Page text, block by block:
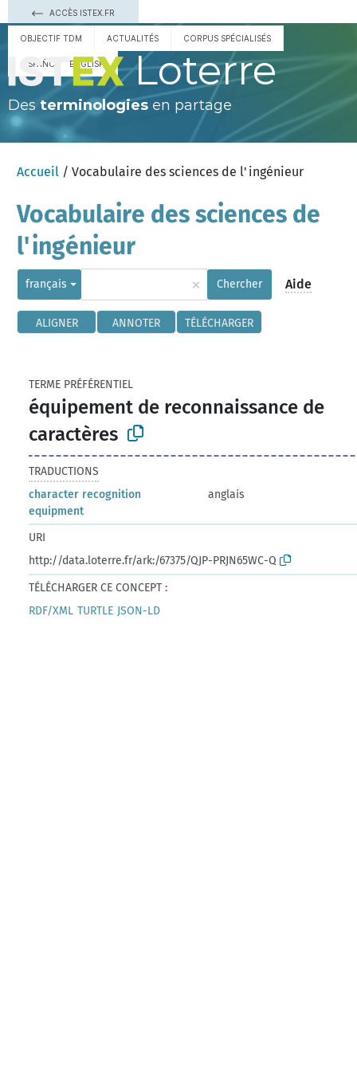
ACCÈS ISTEX.FR
OBJECTIF TDM ACTUALITÉS CORPUS SPÉCIALISÉS
ESPAÑOL ENGLISH Loterre
Des terminologies en partage
Accueil / Vocabulaire des sciences de l'ingénieur
Vocabulaire des sciences de
l'ingénieur
français × Chercher Aide
ALIGNER ANNOTER TÉLÉCHARGER
TERME PRÉFÉRENTIEL
équipement de reconnaissance de
caractères
TRADUCTIONS
character recognition
equipment
anglais
URI
http://data.loterre.fr/ark:/67375/QJP-PRJN65WC-Q
TÉLÉCHARGER CE CONCEPT :
RDF/XML TURTLE JSON-LD